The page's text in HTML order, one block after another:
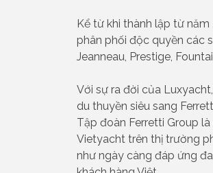
Kể từ khi thành lập từ
phân phối độc quyền các
Jeanneau, Prestige,
Với sự ra đời của
du thuyền siêu sang
Tập đoàn Ferretti Group
Vietyacht trên thị trường
như ngày càng đáp ứng